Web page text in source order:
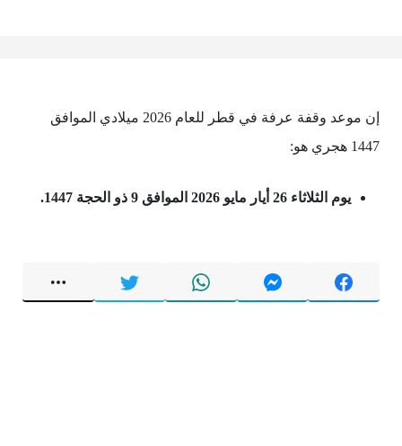
إن موعد وقفة عرفة في قطر للعام 2026 ميلادي الموافق
1447 هجري هو:
يوم الثلاثاء 26 أيار مايو 2026 الموافق 9 ذو الحجة 1447.